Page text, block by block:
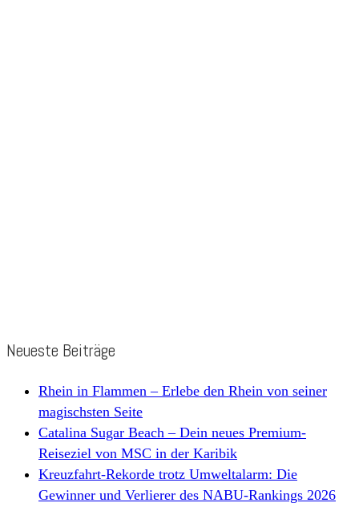
Neueste Beiträge
Rhein in Flammen – Erlebe den Rhein von seiner
magischsten Seite
Catalina Sugar Beach – Dein neues Premium-
Reiseziel von MSC in der Karibik
Kreuzfahrt-Rekorde trotz Umweltalarm: Die
Gewinner und Verlierer des NABU-Rankings 2026